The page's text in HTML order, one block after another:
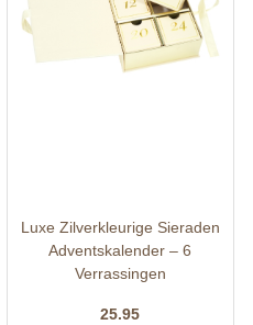
Luxe Zilverkleurige Sieraden
Adventskalender – 6
Verrassingen
25.95